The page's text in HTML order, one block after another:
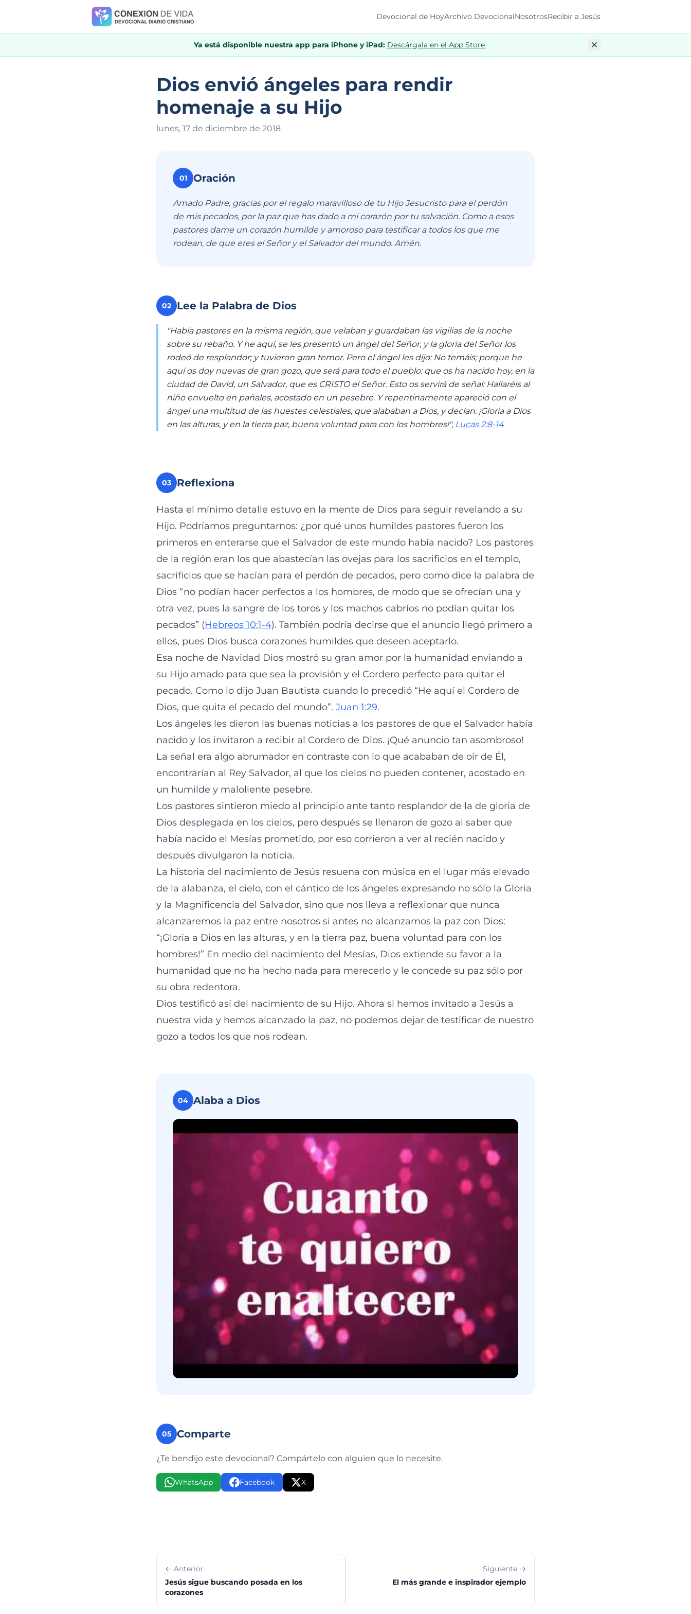
Devocional de HoyArchivo DevocionalNosotrosRecibir a Jesús
Ya está disponible nuestra app para iPhone y iPad: Descárgala en el App Store
Dios envió ángeles para rendir
homenaje a su Hijo
lunes, 17 de diciembre de 2018
01 Oración
Amado Padre, gracias por el regalo maravilloso de tu Hijo Jesucristo para el perdón
de mis pecados, por la paz que has dado a mi corazón por tu salvación. Como a esos
pastores dame un corazón humilde y amoroso para testificar a todos los que me
rodean, de que eres el Señor y el Salvador del mundo. Amén.
02 Lee la Palabra de Dios
"Había pastores en la misma región, que velaban y guardaban las vigilias de la noche
sobre su rebaño. Y he aquí, se les presentó un ángel del Señor, y la gloria del Señor los
rodeó de resplandor; y tuvieron gran temor. Pero el ángel les dijo: No temáis; porque he
aquí os doy nuevas de gran gozo, que será para todo el pueblo: que os ha nacido hoy, en la
ciudad de David, un Salvador, que es CRISTO el Señor. Esto os servirá de señal: Hallaréis al
niño envuelto en pañales, acostado en un pesebre. Y repentinamente apareció con el
ángel una multitud de las huestes celestiales, que alababan a Dios, y decían: ¡Gloria a Dios
en las alturas, y en la tierra paz, buena voluntad para con los hombres!", Lucas 2:8-14
03 Reflexiona
Hasta el mínimo detalle estuvo en la mente de Dios para seguir revelando a su
Hijo. Podríamos preguntarnos: ¿por qué unos humildes pastores fueron los
primeros en enterarse que el Salvador de este mundo había nacido? Los pastores
de la región eran los que abastecían las ovejas para los sacrificios en el templo,
sacrificios que se hacían para el perdón de pecados, pero como dice la palabra de
Dios “no podían hacer perfectos a los hombres, de modo que se ofrecían una y
otra vez, pues la sangre de los toros y los machos cabríos no podían quitar los
pecados” (Hebreos 10:1-4). También podría decirse que el anuncio llegó primero a
ellos, pues Dios busca corazones humildes que deseen aceptarlo.
Esa noche de Navidad Dios mostró su gran amor por la humanidad enviando a
su Hijo amado para que sea la provisión y el Cordero perfecto para quitar el
pecado. Como lo dijo Juan Bautista cuando lo precedió “He aquí el Cordero de
Dios, que quita el pecado del mundo”. Juan 1:29.
Los ángeles les dieron las buenas noticias a los pastores de que el Salvador había
nacido y los invitaron a recibir al Cordero de Dios. ¡Qué anuncio tan asombroso!
La señal era algo abrumador en contraste con lo que acababan de oír de Él,
encontrarían al Rey Salvador, al que los cielos no pueden contener, acostado en
un humilde y maloliente pesebre.
Los pastores sintieron miedo al principio ante tanto resplandor de la de gloria de
Dios desplegada en los cielos, pero después se llenaron de gozo al saber que
había nacido el Mesías prometido, por eso corrieron a ver al recién nacido y
después divulgaron la noticia.
La historia del nacimiento de Jesús resuena con música en el lugar más elevado
de la alabanza, el cielo, con el cántico de los ángeles expresando no sólo la Gloria
y la Magnificencia del Salvador, sino que nos lleva a reflexionar que nunca
alcanzaremos la paz entre nosotros si antes no alcanzamos la paz con Dios:
“¡Gloria a Dios en las alturas, y en la tierra paz, buena voluntad para con los
hombres!” En medio del nacimiento del Mesías, Dios extiende su favor a la
humanidad que no ha hecho nada para merecerlo y le concede su paz sólo por
su obra redentora.
Dios testificó así del nacimiento de su Hijo. Ahora si hemos invitado a Jesús a
nuestra vida y hemos alcanzado la paz, no podemos dejar de testificar de nuestro
gozo a todos los que nos rodean.
04 Alaba a Dios
05 Comparte
¿Te bendijo este devocional? Compártelo con alguien que lo necesite.
WhatsApp Facebook X
← Anterior
Jesús sigue buscando posada en los
corazones
Siguiente →
El más grande e inspirador ejemplo